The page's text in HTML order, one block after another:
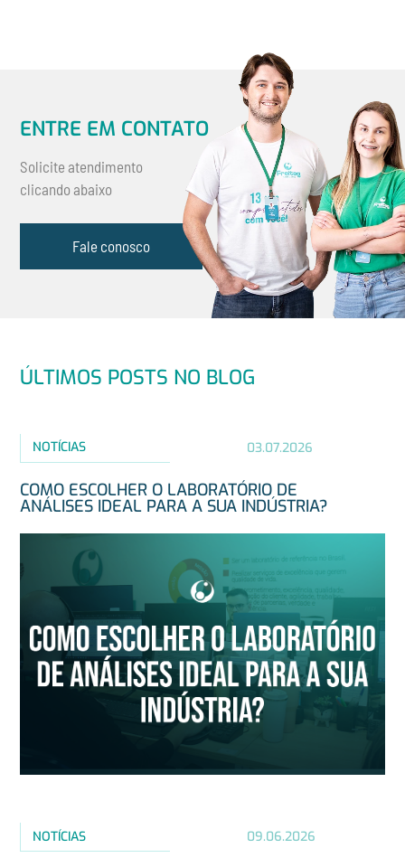
ENTRE EM CONTATO
Solicite atendimento
clicando abaixo
Fale conosco
ÚLTIMOS POSTS NO BLOG
NOTÍCIAS 03.07.2026
COMO ESCOLHER O LABORATÓRIO DE
ANÁLISES IDEAL PARA A SUA INDÚSTRIA?
NOTÍCIAS 09.06.2026